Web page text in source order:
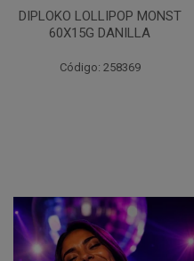
DIPLOKO LOLLIPOP MONST
60X15G DANILLA
Código: 258369